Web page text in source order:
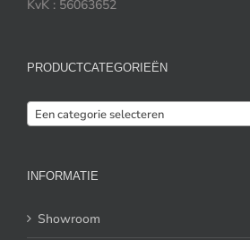
KvK : 56063652
PRODUCTCATEGORIEËN
Een categorie selecteren
INFORMATIE
Showroom